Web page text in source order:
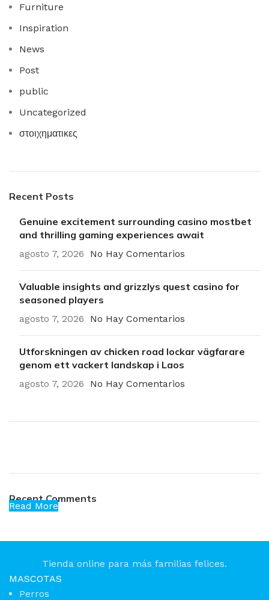
Furniture
Inspiration
News
Post
public
Uncategorized
στοιχηματικες
Recent Posts
Genuine excitement surrounding casino mostbet
and thrilling gaming experiences await
agosto 7, 2026 No Hay Comentarios
Valuable insights and grizzlys quest casino for
seasoned players
agosto 7, 2026 No Hay Comentarios
Utforskningen av chicken road lockar vägfarare
genom ett vackert landskap i Laos
agosto 7, 2026 No Hay Comentarios
Read More
Recent Comments
Tienda online para más familias felices.
MASCOTAS
Perros